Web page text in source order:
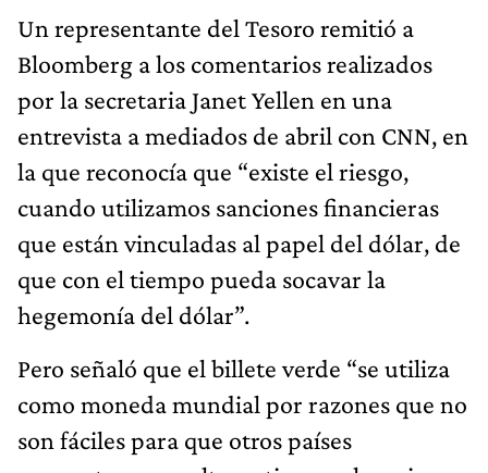
Un representante del Tesoro remitió a
Bloomberg a los comentarios realizados
por la secretaria Janet Yellen en una
entrevista a mediados de abril con CNN, en
la que reconocía que “existe el riesgo,
cuando utilizamos sanciones financieras
que están vinculadas al papel del dólar, de
que con el tiempo pueda socavar la
hegemonía del dólar”.
Pero señaló que el billete verde “se utiliza
como moneda mundial por razones que no
son fáciles para que otros países